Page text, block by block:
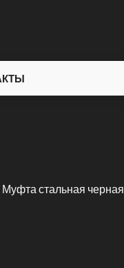
Муфта стальная черная